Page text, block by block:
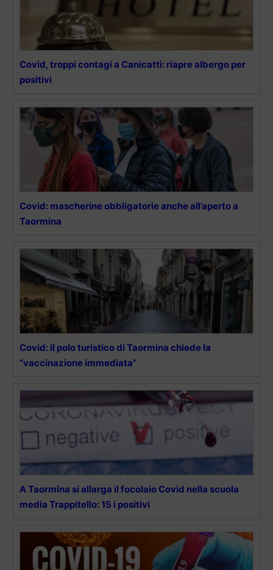
Covid, troppi contagi a Canicattì: riapre albergo per
positivi
Covid: mascherine obbligatorie anche all’aperto a
Taormina
Covid: il polo turistico di Taormina chiede la
“vaccinazione immediata”
A Taormina si allarga il focolaio Covid nella scuola
media Trappitello: 15 i positivi